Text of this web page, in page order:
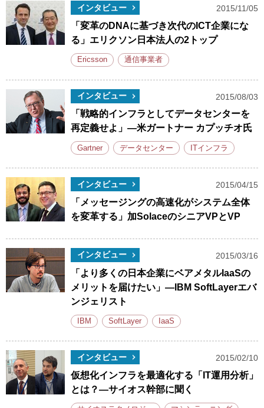
インタビュー 2015/11/05
「変革のDNAに基づき次代のICT企業にな
る」エリクソン日本法人の2トップ
Ericsson 通信事業者
インタビュー 2015/08/03
「戦略的インフラとしてデータセンターを
再定義せよ」―米ガートナー カプッチオ氏
Gartner データセンター ITインフラ
インタビュー 2015/04/15
「メッセージングの高速化がシステム全体
を変革する」加SolaceのシニアVPとVP
インタビュー 2015/03/16
「より多くの日本企業にベアメタルIaaSの
メリットを届けたい」―IBM SoftLayerエバ
ンジェリスト
IBM SoftLayer IaaS
インタビュー 2015/02/10
仮想化インフラを最適化する「IT運用分析」
とは？―サイオス幹部に聞く